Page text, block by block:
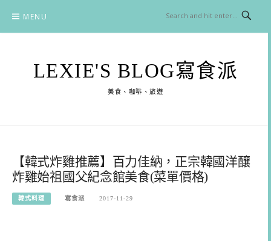
content
MENU
LEXIE'S BLOG寫食派
美食、咖啡、旅遊
【韓式炸雞推薦】百力佳納，正宗韓國洋釀
炸雞始祖國父紀念館美食(菜單價格)
韓式料理 寫食派 2017-11-29